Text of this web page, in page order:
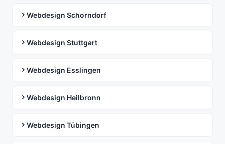
Webdesign Schorndorf
Webdesign Stuttgart
Webdesign Esslingen
Webdesign Heilbronn
Webdesign Tübingen